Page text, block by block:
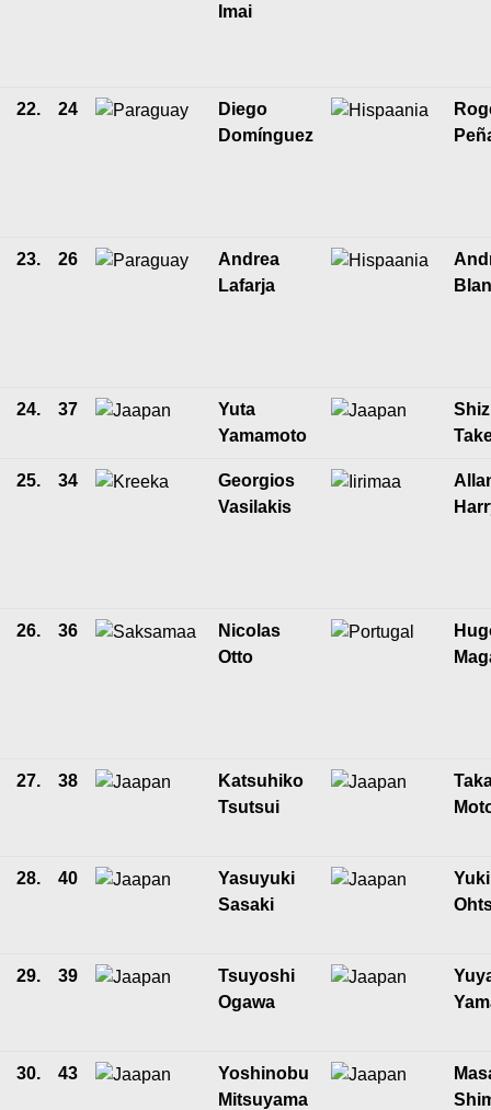
Imai
22. 24
Diego
Domínguez
23. 26
Andrea
Lafarja
24. 37
Yuta
Yamamoto
25. 34
Georgios
Vasilakis
26. 36
Nicolas
Otto
27. 38
Katsuhiko
Tsutsui
28. 40
Yasuyuki
Sasaki
Yuki
29. 39
Tsuyoshi
Ogawa
30. 43
Yoshinobu
Mitsuyama